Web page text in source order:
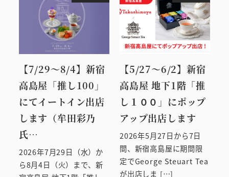
【7/29～8/4】新宿
高島屋「推し100」
にてイートイン出店
します（牟田彩乃
氏…
2026年7月29日（水）か
ら8月4日（火）まで、新
【5/27～6/2】新宿
高島屋 地下1階「推
し１００」にポップ
アップ出店します
2026年5月27日から7日
間、新宿高島屋に期間限
定でGeorge Steuart Tea
が出店しま […]